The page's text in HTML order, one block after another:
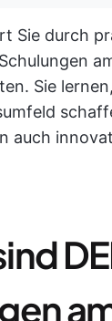
Sie durch
Sie
auch